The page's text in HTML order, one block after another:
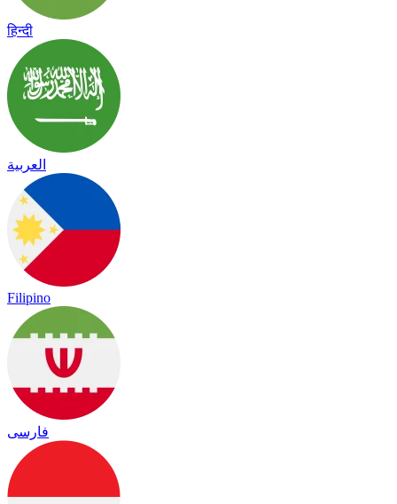
हिन्दी
العربية
Filipino
فارسی